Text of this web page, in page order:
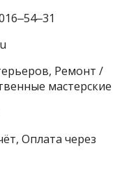
Ремонт /
мастерские
Оплата через